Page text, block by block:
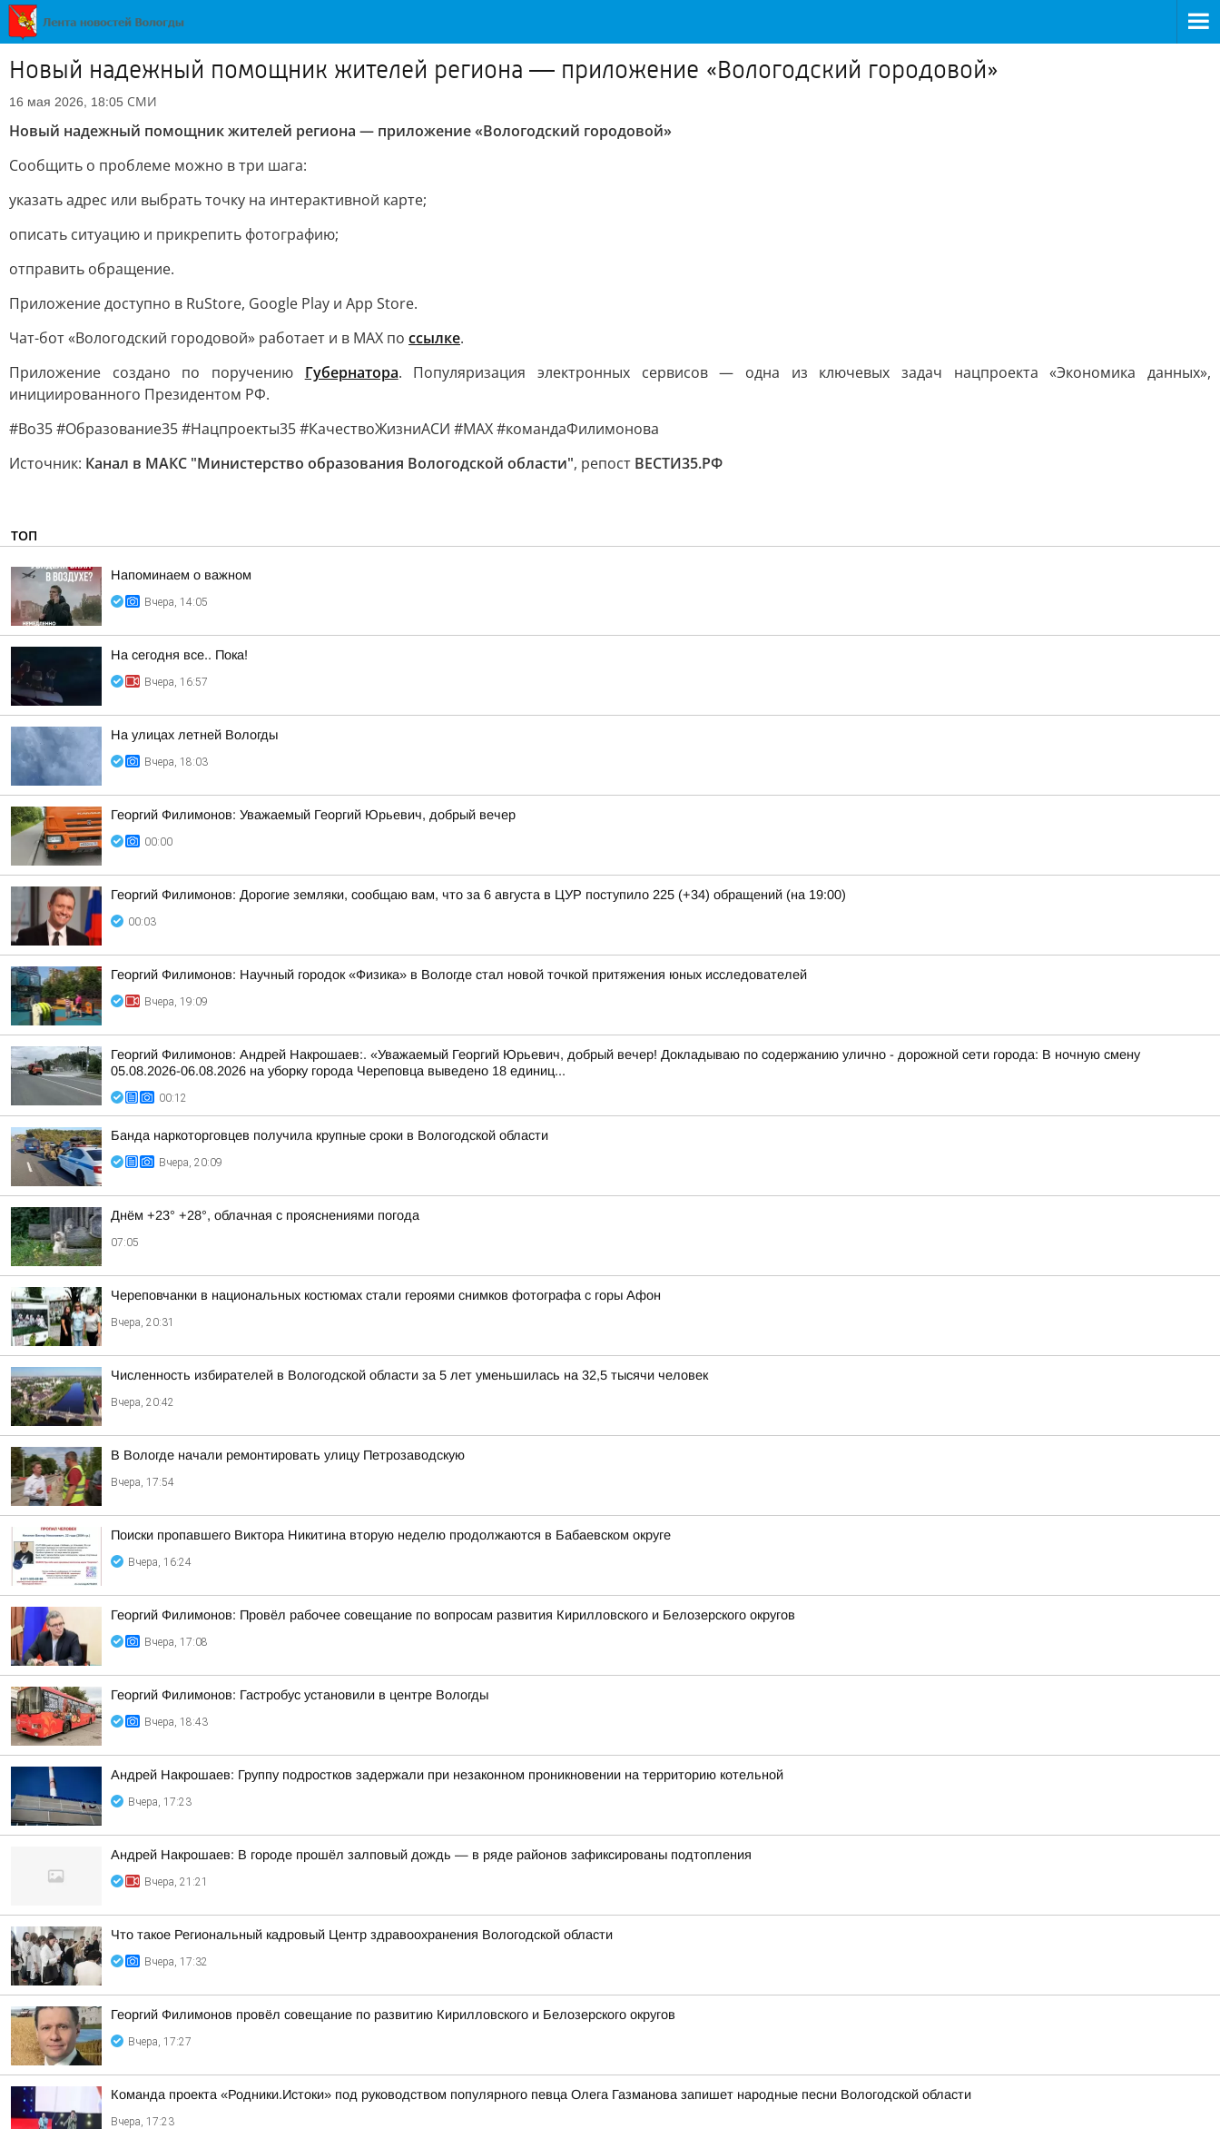
Новый надежный помощник жителей региона — приложение «Вологодский городовой»
16 мая 2026, 18:05 СМИ
Новый надежный помощник жителей региона — приложение«Вологодский городовой»
Сообщить о проблеме можно в три шага:
указать адрес или выбрать точку на интерактивной карте;
описать ситуацию и прикрепить фотографию;
отправить обращение.
Приложение доступно в RuStore, Google Play и App Store.
Чат-бот «Вологодский городовой» работает и в MAX по ссылке.
Приложение создано по поручению Губернатора. Популяризация электронных сервисов — одна из ключевых задач нацпроекта «Экономика данных»,
инициированного Президентом РФ.
#Во35 #Образование35 #Нацпроекты35 #КачествоЖизниАСИ #MAX #командаФилимонова
Источник: Канал в МАКС "Министерство образования Вологодской области", репост ВЕСТИ35.РФ
ТОП
Напоминаем о важном
Вчера, 14:05
На сегодня все.. Пока!
Вчера, 16:57
На улицах летней Вологды
Вчера, 18:03
Георгий Филимонов: Уважаемый Георгий Юрьевич, добрый вечер
00:00
Георгий Филимонов: Дорогие земляки, сообщаю вам, что за 6 августа в ЦУР поступило 225 (+34) обращений (на 19:00)
00:03
Георгий Филимонов: Научный городок «Физика» в Вологде стал новой точкой притяжения юных исследователей
Вчера, 19:09
Георгий Филимонов: Андрей Накрошаев:. «Уважаемый Георгий Юрьевич, добрый вечер! Докладываю по содержанию улично - дорожной сети города: В ночную смену
05.08.2026-06.08.2026 на уборку города Череповца выведено 18 единиц...
00:12
Банда наркоторговцев получила крупные сроки в Вологодской области
Вчера, 20:09
Днём +23° +28°, облачная с прояснениями погода
07:05
Череповчанки в национальных костюмах стали героями снимков фотографа с горы Афон
Вчера, 20:31
Численность избирателей в Вологодской области за 5 лет уменьшилась на 32,5 тысячи человек
Вчера, 20:42
В Вологде начали ремонтировать улицу Петрозаводскую
Вчера, 17:54
Поиски пропавшего Виктора Никитина вторую неделю продолжаются в Бабаевском округе
Вчера, 16:24
Георгий Филимонов: Провёл рабочее совещание по вопросам развития Кирилловского и Белозерского округов
Вчера, 17:08
Георгий Филимонов: Гастробус установили в центре Вологды
Вчера, 18:43
Андрей Накрошаев: Группу подростков задержали при незаконном проникновении на территорию котельной
Вчера, 17:23
Андрей Накрошаев: В городе прошёл залповый дождь — в ряде районов зафиксированы подтопления
Вчера, 21:21
Что такое Региональный кадровый Центр здравоохранения Вологодской области
Вчера, 17:32
Георгий Филимонов провёл совещание по развитию Кирилловского и Белозерского округов
Вчера, 17:27
Команда проекта «Родники.Истоки» под руководством популярного певца Олега Газманова запишет народные песни Вологодской области
Вчера, 17:23